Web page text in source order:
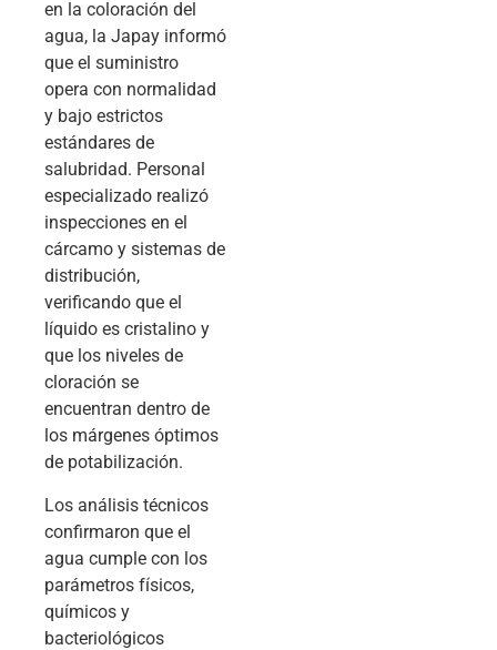
en la coloración del
agua, la Japay informó
que el suministro
opera con normalidad
y bajo estrictos
estándares de
salubridad. Personal
especializado realizó
inspecciones en el
cárcamo y sistemas de
distribución,
verificando que el
líquido es cristalino y
que los niveles de
cloración se
encuentran dentro de
los márgenes óptimos
de potabilización.
Los análisis técnicos
confirmaron que el
agua cumple con los
parámetros físicos,
químicos y
bacteriológicos